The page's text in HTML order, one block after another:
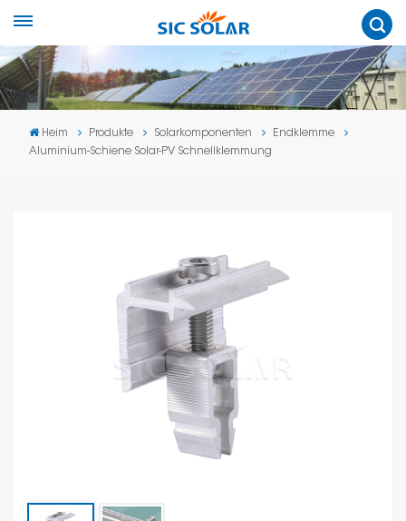
Heim Produkte Solarkomponenten
Endklemme
Aluminium-Schiene Solar-PV Schnellklemmung